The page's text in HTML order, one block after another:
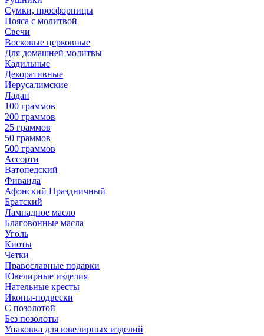
Сумки, просфорницы
Пояса с молитвой
Свечи
Восковые церковные
Для домашней молитвы
Кадильные
Декоративные
Иерусалимские
Ладан
100 граммов
200 граммов
25 граммов
50 граммов
500 граммов
Ассорти
Ватопедский
Фиваида
Афонский Праздничный
Братский
Лампадное масло
Благовонные масла
Уголь
Киоты
Четки
Православные подарки
Ювелирные изделия
Нательные кресты
Иконы-подвески
С позолотой
Без позолоты
Упаковка для ювелирных изделий